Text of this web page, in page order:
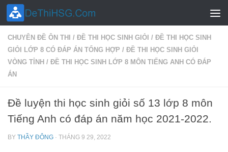
Skip to content
CHUYÊN ĐỀ ÔN THI / ĐỀ THI HỌC SINH GIỎI / ĐỀ THI HỌC SINH
GIỎI LỚP 8 CÓ ĐÁP ÁN TỔNG HỢP / ĐỀ THI HỌC SINH GIỎI
VÒNG TỈNH / ĐỀ THI HỌC SINH LỚP 8 MÔN TIẾNG ANH CÓ ĐÁP
ÁN
Đề luyện thi học sinh giỏi số 13 lớp 8 môn
Tiếng Anh có đáp án năm học 2021-2022.
BY THẦY ĐÔNG · THÁNG 9 29, 2022